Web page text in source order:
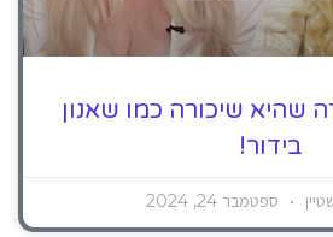
שהיא שיכורה כמו שאנון
בידור!
ספטמבר 24, 2024